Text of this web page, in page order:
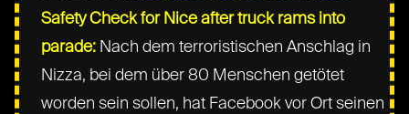
Safety Check for Nice after truck rams into
parade: Nach dem terroristischen Anschlag in
Nizza, bei dem über 80 Menschen getötet
worden sein sollen, hat Facebook vor Ort seinen